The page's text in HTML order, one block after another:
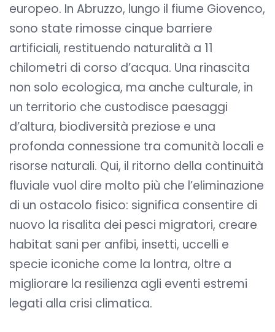
europeo. In Abruzzo, lungo il fiume Giovenco,
sono state rimosse cinque barriere
artificiali, restituendo naturalità a 11
chilometri di corso d’acqua. Una rinascita
non solo ecologica, ma anche culturale, in
un territorio che custodisce paesaggi
d’altura, biodiversità preziose e una
profonda connessione tra comunità locali e
risorse naturali. Qui, il ritorno della continuità
fluviale vuol dire molto più che l’eliminazione
di un ostacolo fisico: significa consentire di
nuovo la risalita dei pesci migratori, creare
habitat sani per anfibi, insetti, uccelli e
specie iconiche come la lontra, oltre a
migliorare la resilienza agli eventi estremi
legati alla crisi climatica.